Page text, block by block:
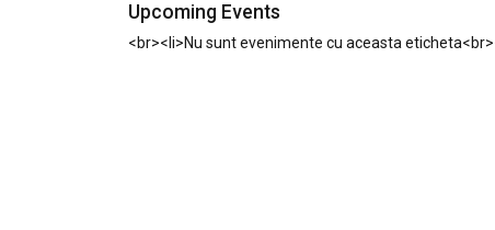
Upcoming Events
<br><li>Nu sunt evenimente cu aceasta